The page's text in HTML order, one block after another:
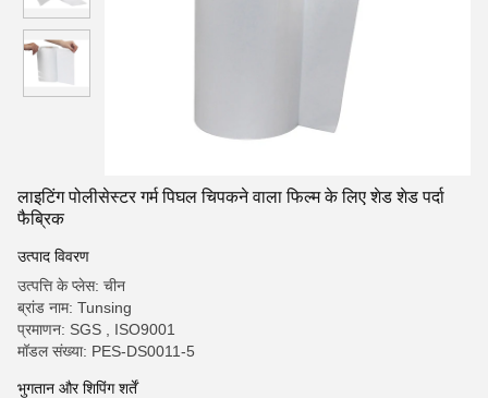
लाइटिंग पोलीसेस्टर गर्म पिघल चिपकने वाला फिल्म के लिए शेड शेड पर्दा
फैब्रिक
उत्पाद विवरण
उत्पत्ति के प्लेस: चीन
ब्रांड नाम: Tunsing
प्रमाणन: SGS , ISO9001
मॉडल संख्या: PES-DS0011-5
भुगतान और शिपिंग शर्तें